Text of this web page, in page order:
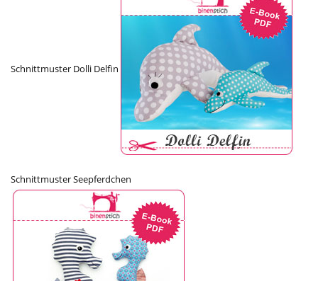
Schnittmuster Dolli Delfin
Schnittmuster Seepferdchen